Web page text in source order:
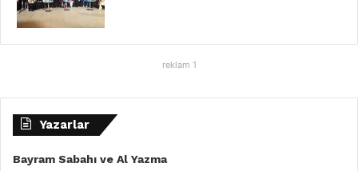
reklam 1
Yazarlar
Bayram Sabahı ve Al Yazma